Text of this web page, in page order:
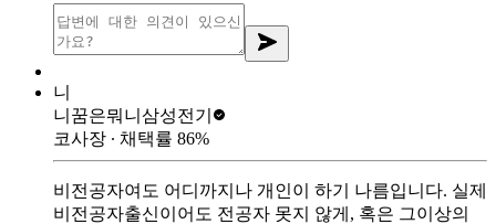
니
니꿈은뭐니 삼성전기
코사장 ∙ 채택률 86%
비전공자여도 어디까지나 개인이 하기 나름입니다. 실제
비전공자출신이어도 전공자 못지 않게, 혹은 그이상의